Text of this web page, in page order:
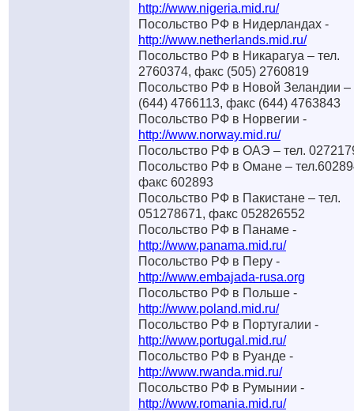
http://www.nigeria.mid.ru/
Посольство РФ в Нидерландах -
http://www.netherlands.mid.ru/
Посольство РФ в Никарагуа – тел.
2760374, факс (505) 2760819
Посольство РФ в Новой Зеландии –
(644) 4766113, факс (644) 4763843
Посольство РФ в Норвегии -
http://www.norway.mid.ru/
Посольство РФ в ОАЭ – тел.
Посольство РФ в Омане –
факс 602893
Посольство РФ в Пакистане – тел.
051278671, факс 052826552
Посольство РФ в Панаме -
http://www.panama.mid.ru/
Посольство РФ в Перу -
http://www.embajada-rusa.org
Посольство РФ в Польше -
http://www.poland.mid.ru/
Посольство РФ в Португалии -
http://www.portugal.mid.ru/
Посольство РФ в Руанде -
http://www.rwanda.mid.ru/
Посольство РФ в Румынии -
http://www.romania.mid.ru/